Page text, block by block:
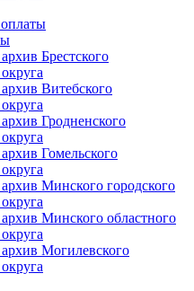
Брестского
Витебского
Гродненского
Гомельского
Минского городского
Минского областного
Могилевского